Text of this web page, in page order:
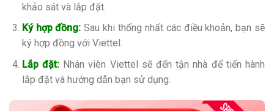
khảo sát và lắp đặt.
Ký hợp đồng: Sau khi thống nhất các điều khoản, bạn sẽ
ký hợp đồng với Viettel.
Lắp đặt: Nhân viên Viettel sẽ đến tận nhà để tiến hành
lắp đặt và hướng dẫn bạn sử dụng.